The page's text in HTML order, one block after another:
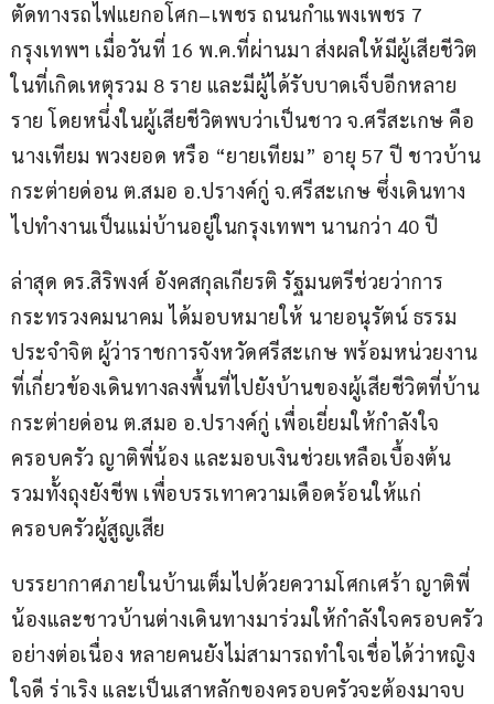
ตัดทางรถไฟแยกอโศก–เพชร ถนนกำแพงเพชร 7
กรุงเทพฯ เมื่อวันที่ 16 พ.ค.ที่ผ่านมา ส่งผลให้มีผู้เสียชีวิต
ในที่เกิดเหตุรวม 8 ราย และมีผู้ได้รับบาดเจ็บอีกหลาย
ราย โดยหนึ่งในผู้เสียชีวิตพบว่าเป็นชาว จ.ศรีสะเกษ คือ
นางเทียม พวงยอด หรือ “ยายเทียม” อายุ 57 ปี ชาวบ้าน
กระต่ายด่อน ต.สมอ อ.ปรางค์กู่ จ.ศรีสะเกษ ซึ่งเดินทาง
ไปทำงานเป็นแม่บ้านอยู่ในกรุงเทพฯ นานกว่า 40 ปี
ล่าสุด ดร.สิริพงศ์ อังคสกุลเกียรติ รัฐมนตรีช่วยว่าการ
กระทรวงคมนาคม ได้มอบหมายให้ นายอนุรัตน์ ธรรม
ประจำจิต ผู้ว่าราชการจังหวัดศรีสะเกษ พร้อมหน่วยงาน
ที่เกี่ยวข้องเดินทางลงพื้นที่ไปยังบ้านของผู้เสียชีวิตที่บ้าน
กระต่ายด่อน ต.สมอ อ.ปรางค์กู่ เพื่อเยี่ยมให้กำลังใจ
ครอบครัว ญาติพี่น้อง และมอบเงินช่วยเหลือเบื้องต้น
รวมทั้งถุงยังชีพ เพื่อบรรเทาความเดือดร้อนให้แก่
ครอบครัวผู้สูญเสีย
บรรยากาศภายในบ้านเต็มไปด้วยความโศกเศร้า ญาติพี่
น้องและชาวบ้านต่างเดินทางมาร่วมให้กำลังใจครอบครัว
อย่างต่อเนื่อง หลายคนยังไม่สามารถทำใจเชื่อได้ว่าหญิง
ใจดี ร่าเริง และเป็นเสาหลักของครอบครัวจะต้องมาจบ